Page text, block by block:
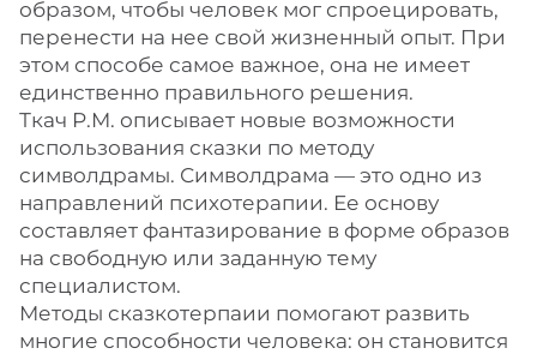
образом, чтобы человек мог спроецировать,
перенести на нее свой жизненный опыт. При
этом способе самое важное, она не имеет
единственно правильного решения.
Ткач Р.М. описывает новые возможности
использования сказки по методу
символдрамы. Символдрама — это одно из
направлений психотерапии. Ее основу
составляет фантазирование в форме образов
на свободную или заданную тему
специалистом.
Методы сказкотерпаии помогают развить
многие способности человека: он становится